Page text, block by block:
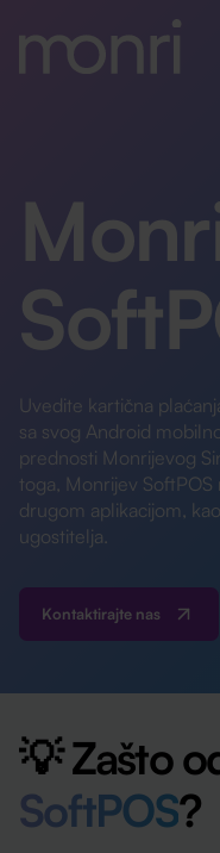
Uvedite kartična
sa svog Android
prednosti Monrijevog
toga, Monrijev
drugom aplikacijom,
ugostitelja.
Kontaktirajte nas
💡 Zašto
SoftPOS?